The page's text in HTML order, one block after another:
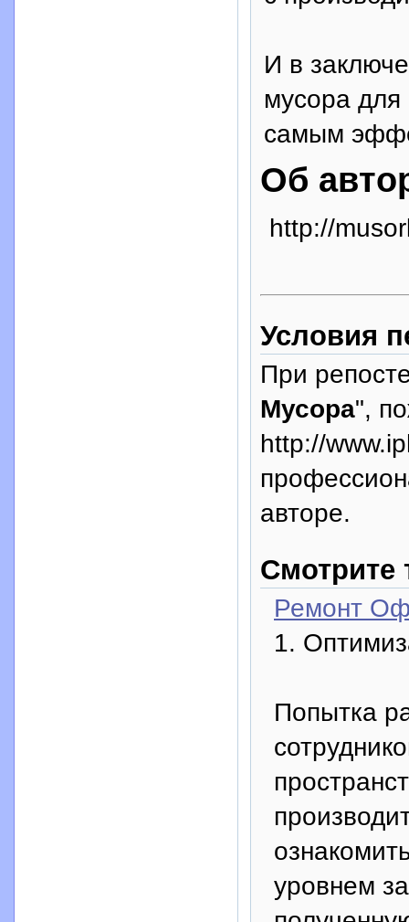
И в
мусора
самым
Об
http://
Условия
При
Мусора",
http://
авторе.
Смотрите
Ремонт
1.
Попытка
уровнем